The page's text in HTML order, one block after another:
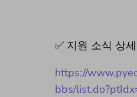
✅ 지원 소식 상
https://
bbs/